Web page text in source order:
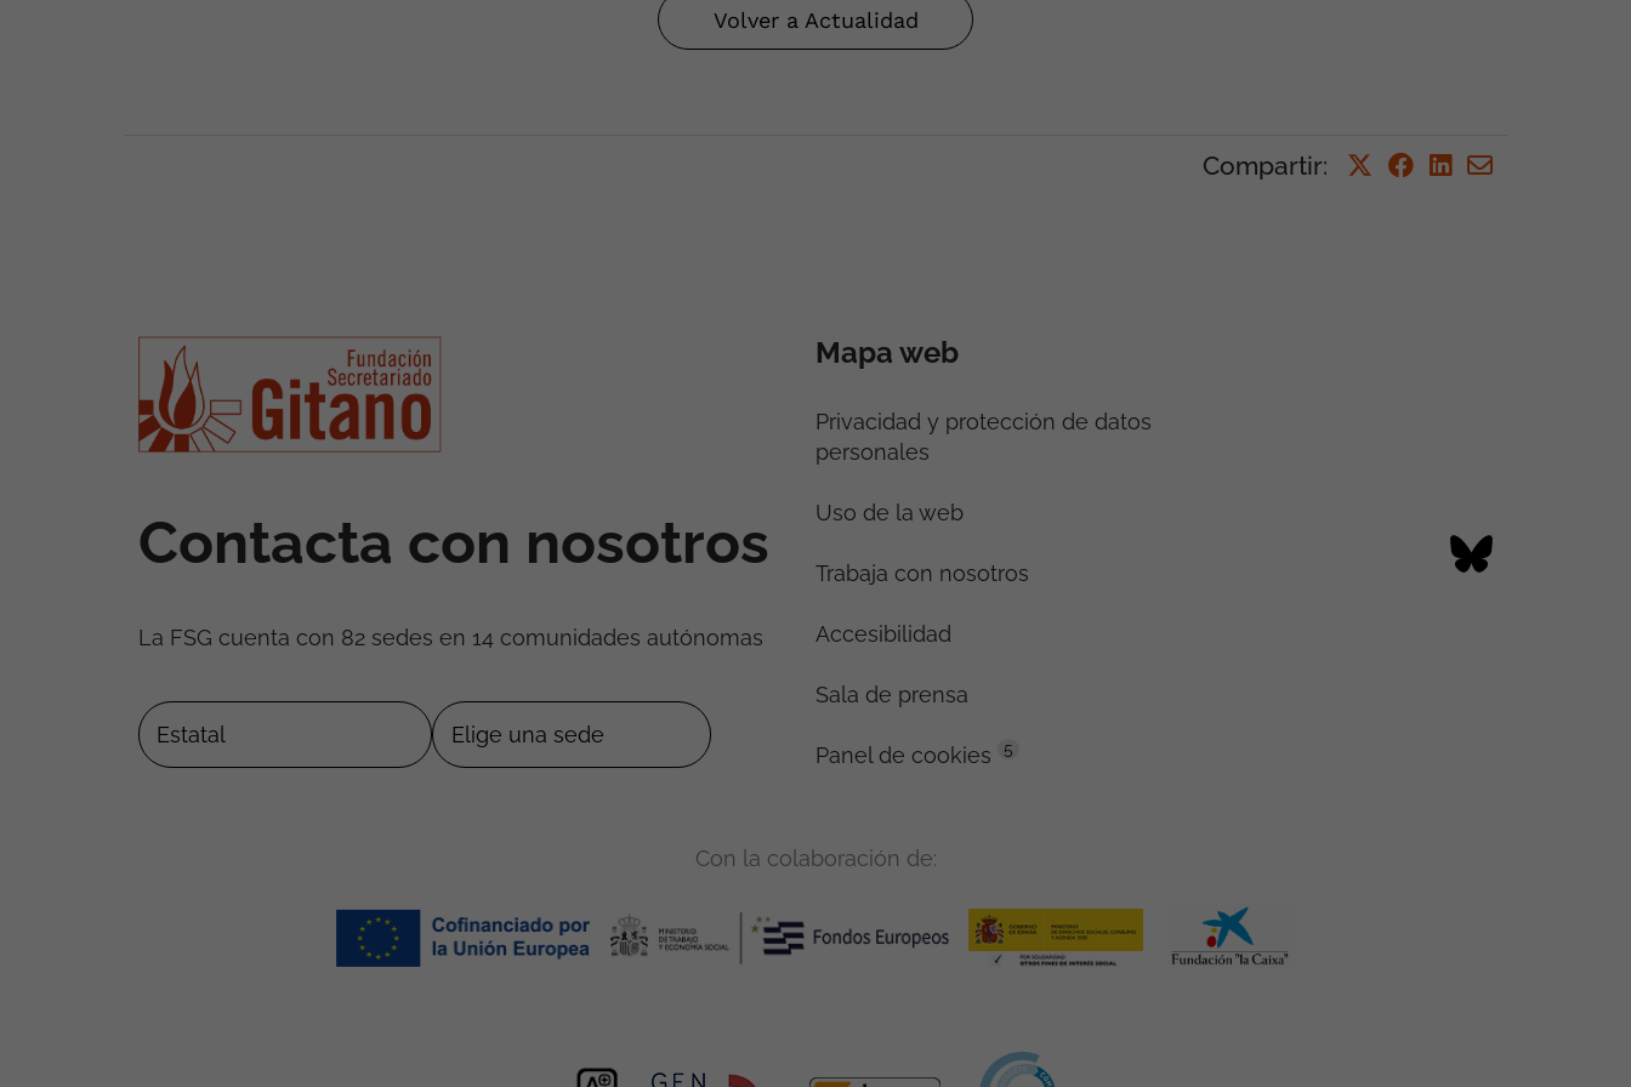
Volver a Actualidad
Compartir:
Contacta con nosotros
La FSG cuenta con 82 sedes en 14 comunidades autónomas
Mapa web
Privacidad y protección de datos
personales
Uso de la web
Trabaja con nosotros
Accesibilidad
Sala de prensa
Panel de cookies 5
Con la colaboración de: